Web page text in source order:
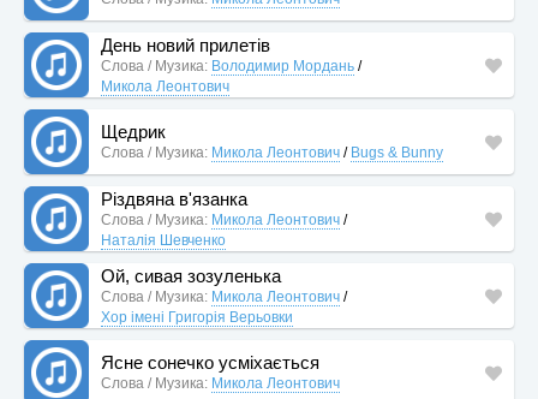
День новий прилетів
Слова / Музика: Володимир Мордань /
Микола Леонтович
Щедрик
Слова / Музика: Микола Леонтович / Bugs & Bunny
Різдвяна в'язанка
Слова / Музика: Микола Леонтович /
Наталія Шевченко
Ой, сивая зозуленька
Слова / Музика: Микола Леонтович /
Хор імені Григорія Верьовки
Ясне сонечко усміхається
Слова / Музика: Микола Леонтович